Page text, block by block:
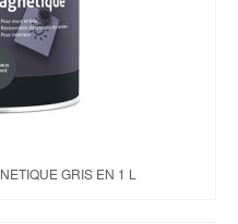
GRIS EN 1 L